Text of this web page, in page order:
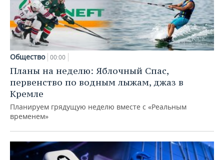
Общество 00:00
Планы на неделю: Яблочный Спас,
первенство по водным лыжам, джаз в
Кремле
Планируем грядущую неделю вместе с «Реальным
временем»